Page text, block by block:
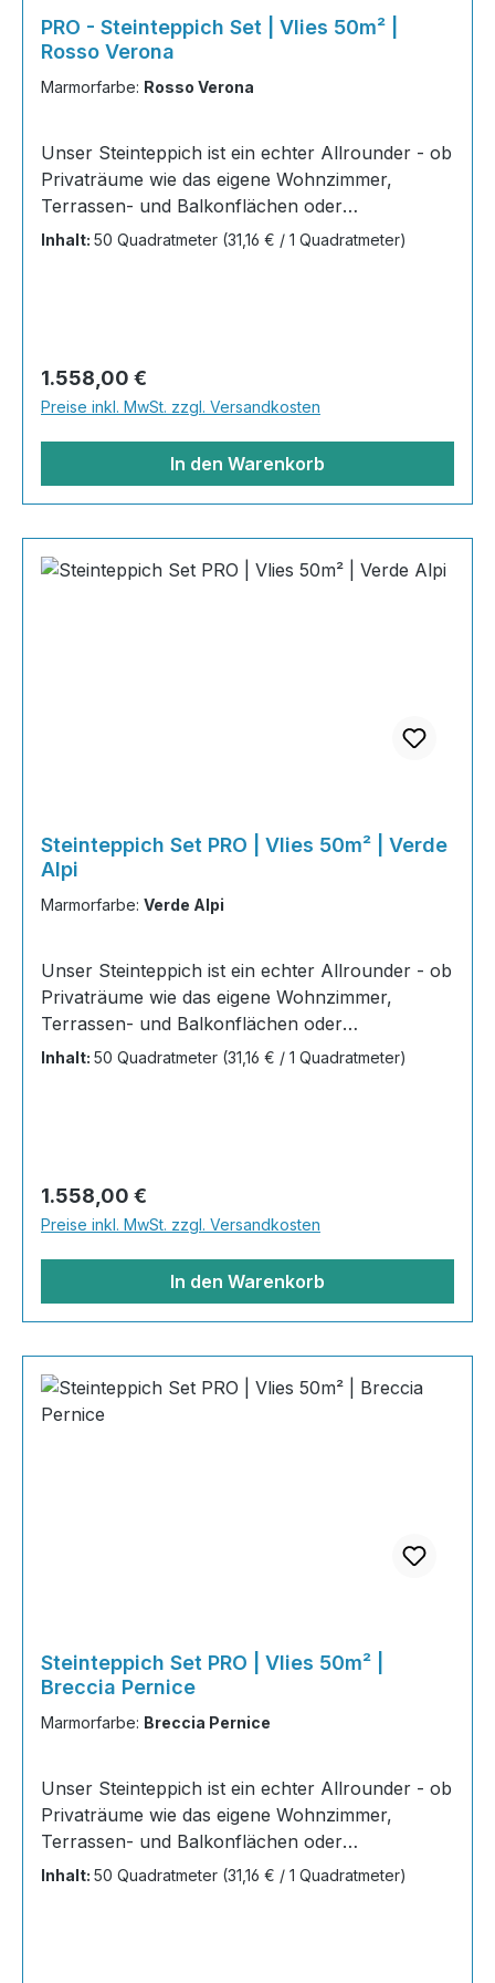
PRO - Steinteppich Set | Vlies 50m² |
Rosso Verona
Marmorfarbe: Rosso Verona
Unser Steinteppich ist ein echter Allrounder - ob
Privaträume wie das eigene Wohnzimmer,
Terrassen- und Balkonflächen oder
Gewerbeobjekte und Austellungsräume; unsere
und einfach zu verlegen. Stöbern Sie in unserem
Shop nach Ihrer Lieblingsfarbe und legen Sie
gleich los!Inhalt 20x25kg Marmorsteine 10kg
Grundierung AT-EG30 40kg
Inhalt: 50 Quadratmeter (31,16 € / 1 Quadratmeter)
Regulärer Preis:
1.558,00 €
Preise inkl. MwSt. zzgl. Versandkosten
In den Warenkorb
Steinteppich Set PRO | Vlies 50m² | Verde
Alpi
Marmorfarbe: Verde Alpi
Unser Steinteppich ist ein echter Allrounder - ob
Privaträume wie das eigene Wohnzimmer,
Terrassen- und Balkonflächen oder
Gewerbeobjekte und Austellungsräume; unsere
und einfach zu verlegen. Stöbern Sie in unserem
Shop nach Ihrer Lieblingsfarbe und legen Sie
gleich los!Inhalt 20x25kg Marmorsteine 10kg
Grundierung AT-EG30 40kg
Inhalt: 50 Quadratmeter (31,16 € / 1 Quadratmeter)
Regulärer Preis:
1.558,00 €
Preise inkl. MwSt. zzgl. Versandkosten
In den Warenkorb
Steinteppich Set PRO | Vlies 50m² |
Breccia Pernice
Marmorfarbe: Breccia Pernice
Unser Steinteppich ist ein echter Allrounder - ob
Privaträume wie das eigene Wohnzimmer,
Terrassen- und Balkonflächen oder
Gewerbeobjekte und Austellungsräume; unsere
Inhalt: 50 Quadratmeter (31,16 € / 1 Quadratmeter)